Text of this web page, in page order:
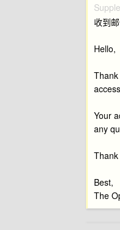
收到
Hello,
Your
any
Best,
The